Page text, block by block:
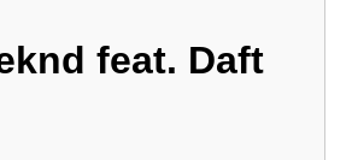
feat. Daft